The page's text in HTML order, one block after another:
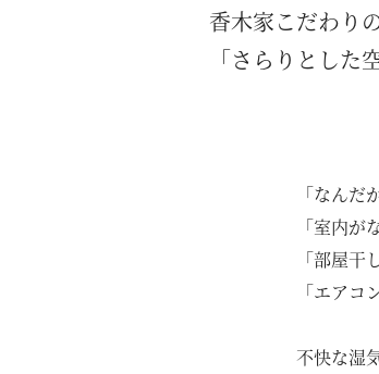
香木家こだわり
「さらりとした
「なんだ
「室内が
「部屋干
「エア
不快な湿